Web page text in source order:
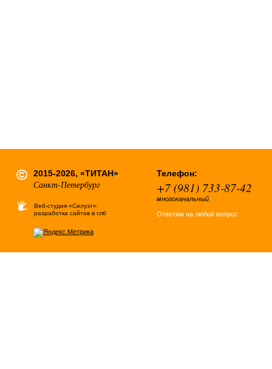
2015-2026, «ТИТАН»
Санкт-Петербург
Веб-студия «Силуэт»:
разработка сайтов в спб
Телефон:
+7 (981) 733-87-42
многоканальный
Ответим на любой вопрос